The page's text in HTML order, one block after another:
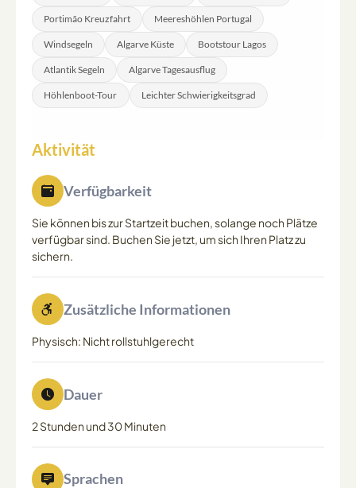
Portimão Kreuzfahrt Meereshöhlen Portugal
Windsegeln Algarve Küste Bootstour Lagos
Atlantik Segeln Algarve Tagesausflug
Höhlenboot-Tour Leichter Schwierigkeitsgrad
Aktivität
Verfügbarkeit
Sie können bis zur Startzeit buchen, solange noch Plätze
verfügbar sind. Buchen Sie jetzt, um sich Ihren Platz zu
sichern.
Zusätzliche Informationen
Physisch: Nicht rollstuhlgerecht
Dauer
2 Stunden und 30 Minuten
Sprachen